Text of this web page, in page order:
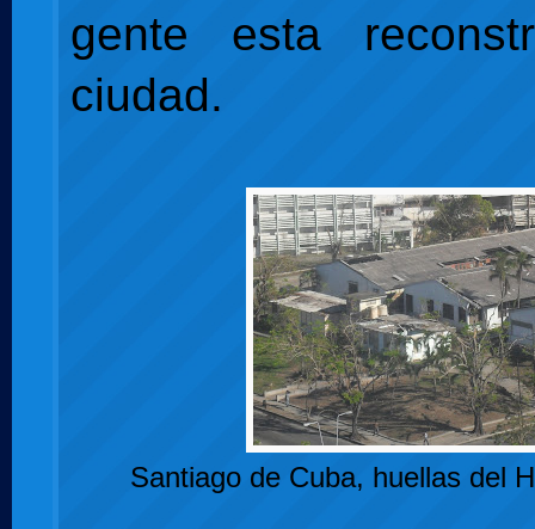
gente esta
ciudad.
Santiago de Cuba, huellas del